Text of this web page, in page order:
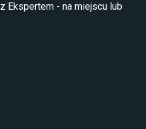
Ekspertem - na miejscu lub